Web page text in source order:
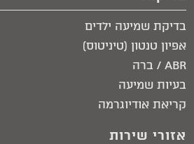
בדיקת שמיעה ילדים
אפיון טנטון (טיניטוס)
ABR / ברה
בעיות שמיעה
קריאת אודיוגרמה
אזורי שירות